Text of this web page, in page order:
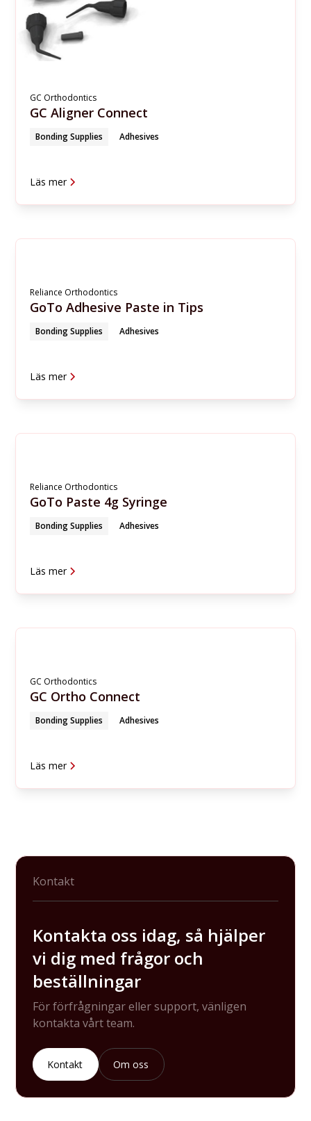
GC Orthodontics
GC Aligner Connect
Bonding Supplies Adhesives
Läs mer
Reliance Orthodontics
GoTo Adhesive Paste in Tips
Bonding Supplies Adhesives
Läs mer
Reliance Orthodontics
GoTo Paste 4g Syringe
Bonding Supplies Adhesives
Läs mer
GC Orthodontics
GC Ortho Connect
Bonding Supplies Adhesives
Läs mer
Kontakt
Kontakta oss idag, så hjälper
vi dig med frågor och
beställningar
För förfrågningar eller support, vänligen
kontakta vårt team.
Kontakt Om oss